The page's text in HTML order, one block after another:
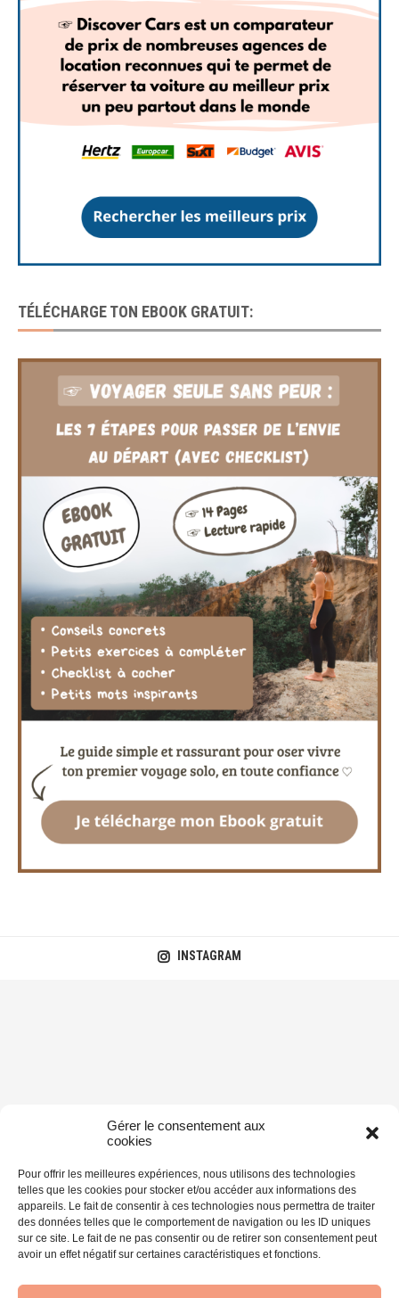
Gérer le consentement aux
cookies
Pour offrir les meilleures expériences, nous utilisons des technologies
telles que les cookies pour stocker et/ou accéder aux informations des
appareils. Le fait de consentir à ces technologies nous permettra de traiter
des données telles que le comportement de navigation ou les ID uniques
sur ce site. Le fait de ne pas consentir ou de retirer son consentement peut
avoir un effet négatif sur certaines caractéristiques et fonctions.
TÉLÉCHARGE TON EBOOK GRATUIT:
INSTAGRAM